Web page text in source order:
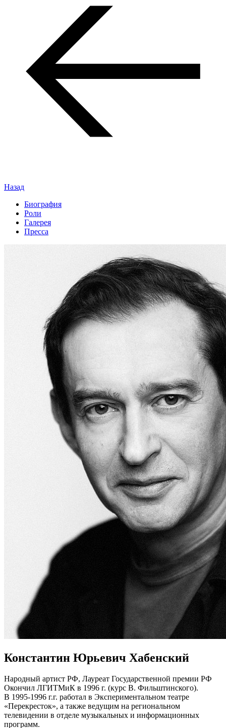
Назад
Биография
Роли
Галерея
Пресса
Константин Юрьевич Хабенский
Народный артист РФ, Лауреат Государственной премии РФ
Окончил ЛГИТМиК в 1996 г. (курс В. Фильштинского).
В 1995-1996 г.г. работал в Экспериментальном театре
«Перекресток», а также ведущим на региональном
телевидении в отделе музыкальных и информационных
программ.